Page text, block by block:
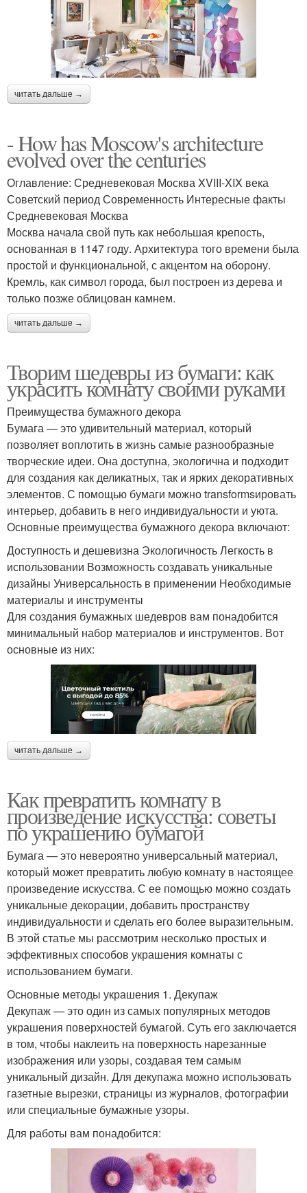
читать дальше →
- How has Moscow's architecture
evolved over the centuries
Оглавление: Средневековая Москва XVIII-XIX века
Советский период Современность Интересные факты
Средневековая Москва
Москва начала свой путь как небольшая крепость,
основанная в 1147 году. Архитектура того времени была
простой и функциональной, с акцентом на оборону.
Кремль, как символ города, был построен из дерева и
только позже облицован камнем.
читать дальше →
Творим шедевры из бумаги: как
украсить комнату своими руками
Преимущества бумажного декора
Бумага — это удивительный материал, который
позволяет воплотить в жизнь самые разнообразные
творческие идеи. Она доступна, экологична и подходит
для создания как деликатных, так и ярких декоративных
элементов. С помощью бумаги можно transformsировать
интерьер, добавить в него индивидуальности и уюта.
Основные преимущества бумажного декора включают:
Доступность и дешевизна Экологичность Легкость в
использовании Возможность создавать уникальные
дизайны Универсальность в применении Необходимые
материалы и инструменты
Для создания бумажных шедевров вам понадобится
минимальный набор материалов и инструментов. Вот
основные из них:
читать дальше →
Как превратить комнату в
произведение искусства: советы
по украшению бумагой
Бумага — это невероятно универсальный материал,
который может превратить любую комнату в настоящее
произведение искусства. С ее помощью можно создать
уникальные декорации, добавить пространству
индивидуальности и сделать его более выразительным.
В этой статье мы рассмотрим несколько простых и
эффективных способов украшения комнаты с
использованием бумаги.
Основные методы украшения 1. Декупаж
Декупаж — это один из самых популярных методов
украшения поверхностей бумагой. Суть его заключается
в том, чтобы наклеить на поверхность нарезанные
изображения или узоры, создавая тем самым
уникальный дизайн. Для декупажа можно использовать
газетные вырезки, страницы из журналов, фотографии
или специальные бумажные узоры.
Для работы вам понадобится: